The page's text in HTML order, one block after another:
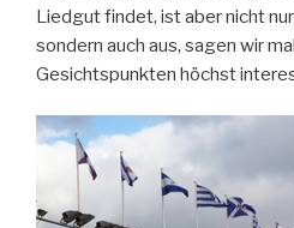
Liedgut findet, ist aber nicht
sondern auch aus, sagen wir
Gesichtspunkten höchst